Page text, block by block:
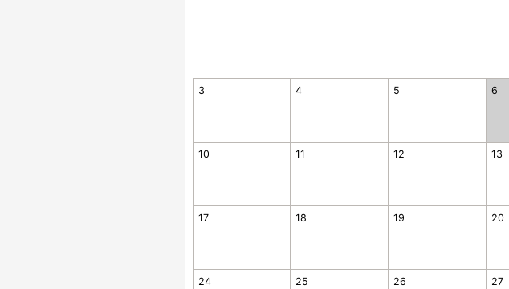
3 4 5 6
10 11 12 13
17 18 19 20
24 25 26 27